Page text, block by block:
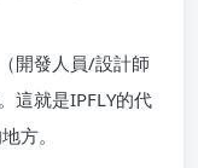
開發人員/設計師
這就是IPFLY的代
方。